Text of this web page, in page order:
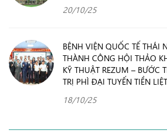
20/10/25
BỆNH VIỆN QUỐC TẾ THÁI
THÀNH CÔNG HỘI THẢO
KỸ THUẬT REZUM – BƯỚC
TRỊ PHÌ ĐẠI TUYẾN TIỀN LIỆT
18/10/25